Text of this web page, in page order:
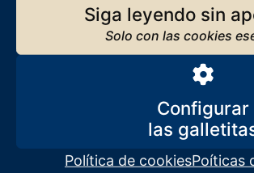
Siga leyendo sin
Configurar
Política de cookiesPoíticas